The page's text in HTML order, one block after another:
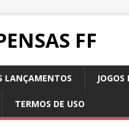
FF
LANÇAMENTOS JOGOS
TERMOS DE USO